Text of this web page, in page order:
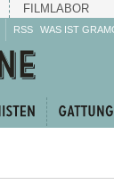
FILMLABOR
RSS WAS IST